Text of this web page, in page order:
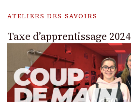
ATELIERS DES SAVOIRS
Taxe d’apprentissage 2024